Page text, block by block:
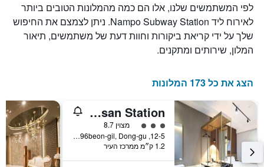
לפי המשתמשים שלנו, אלו הם כמה מהמלונות הטובים ביותר
לאירוח ליד Nampo Subway Station. ניתן לצמצם את החיפוש
שלך על ידי קריאת ביקורות וחוות דעת של משתמשים, תיאור
המלון, שירותים ומתקנים.
הצג את כל 173 המלונות
Hotel Almond Busan Station
3 דירוג מחלקת נוסעים
מצוין 8.7
12-5, Jungang-daero 196beon-gil, Dong-gu, פוסן, דרום קוריאה
1.2 ק״מ ממרכז העיר